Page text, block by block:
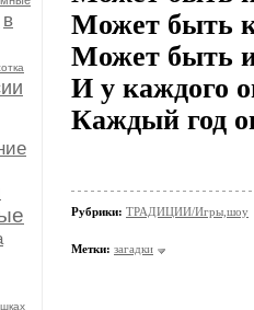
в
Может быть
Может быть
И у каждого
Каждый год
Рубрики: ТРАДИЦИИ/Игры,шоу
Метки: загадки